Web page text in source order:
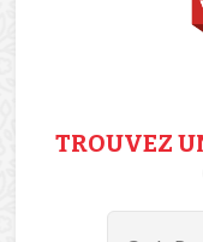
TROUVEZ